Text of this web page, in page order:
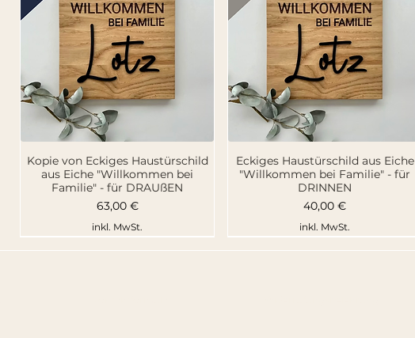
Schnellansicht
Kopie von Eckiges Haustürschild
aus Eiche "Willkommen bei
Familie" - für DRAUßEN
Preis
63,00 €
inkl. MwSt.
Schnellansicht
Eckiges Haustürschild aus Eiche
"Willkommen bei Familie" - für
DRINNEN
Preis
40,00 €
inkl. MwSt.